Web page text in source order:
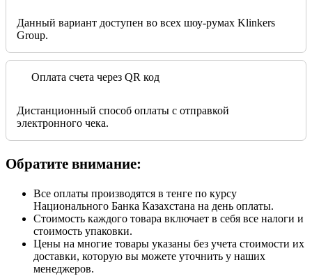
Данный вариант доступен во всех шоу-румах Klinkers
Group.
Оплата счета через QR код
Дистанционный способ оплаты с отправкой
электронного чека.
Обратите внимание:
Все оплаты производятся в тенге по курсу
Национального Банка Казахстана на день оплаты.
Стоимость каждого товара включает в себя все налоги и
стоимость упаковки.
Цены на многие товары указаны без учета стоимости их
доставки, которую вы можете уточнить у наших
менеджеров.